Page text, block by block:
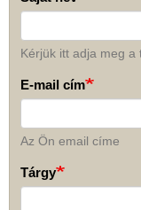
Kérjük itt adja meg a
E-mail cím
Az Ön email címe
Tárgy